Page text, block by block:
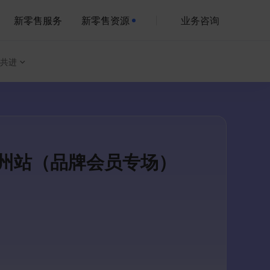
新零售服务 新零售资源 业务咨询
进
（品牌会员专场）